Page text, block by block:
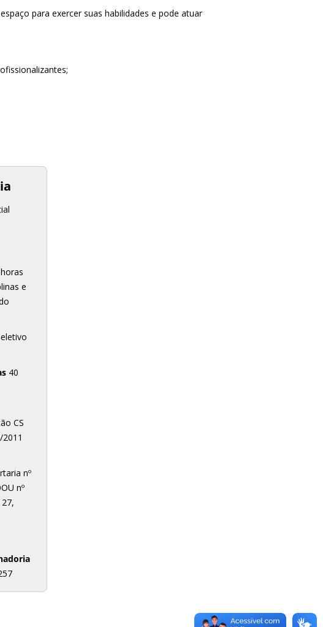
para exercer suas habilidades e pode atuar
e
40
CS
nº
nº